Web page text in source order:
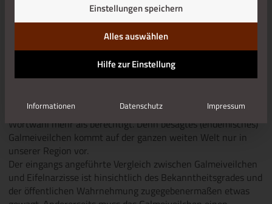
Wenn weiter oben von Rarität die Rede war, so ist diese
Wortwahl mehr als berechtigt. Denn besagtes (endemisches)
Galmeiveilchen kommt auf der ganzen weiten Welt nur in
unserer Region vor.
Der eingangs angeführte Vergleich zwischen Galmeiveilchen
und Eifelnarzisse ist hinsichtlich des Bekanntheitsgrades und
der öffentlichen Wahrnehmung zugegebenermaßen etwas
Einstellungen speichern
Alles auswählen
Hilfe zur Einstellung
Informationen Datenschutz Impressum